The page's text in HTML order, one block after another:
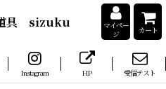
道具 sizuku
マイペー
ジ
カート
Instagram HP 受信テスト